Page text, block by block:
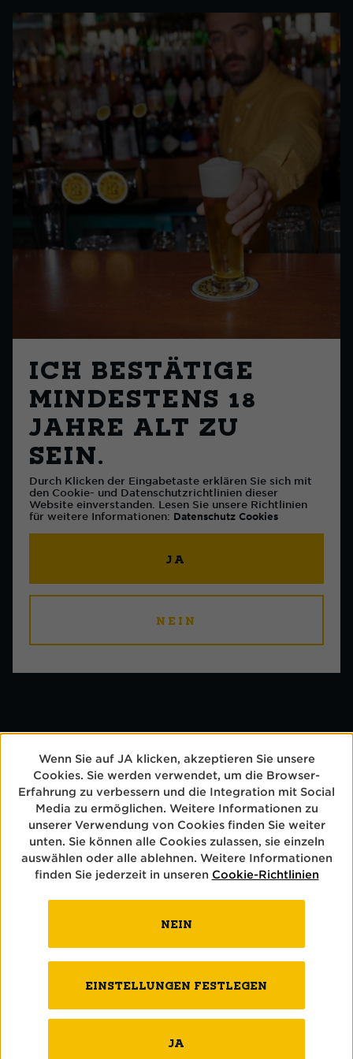
ICH BESTÄTIGE
MINDESTENS 18
JAHRE ALT ZU
SEIN.
Durch Klicken der Eingabetaste erklären Sie sich mit
den Cookie- und Datenschutzrichtlinien dieser
Website einverstanden. Lesen Sie unsere Richtlinien
für weitere Informationen: Datenschutz Cookies
JA
NEIN
mit eichhof flüssig
durch die fasnacht.
Sponsoring für deine Fasnachtsgruppe. Leider
sind bereits alle Sponsorings für die Fasnacht
BIERE
BRAUEREI
BRAUKUNST
Wenn Sie auf JA klicken, akzeptieren Sie unsere
Cookies. Sie werden verwendet, um die Browser-
Erfahrung zu verbessern und die Integration mit Social
Media zu ermöglichen. Weitere Informationen zu
unserer Verwendung von Cookies finden Sie weiter
unten. Sie können alle Cookies zulassen, sie einzeln
auswählen oder alle ablehnen. Weitere Informationen
finden Sie jederzeit in unseren Cookie-Richtlinien
NEIN
EINSTELLUNGEN FESTLEGEN
JA